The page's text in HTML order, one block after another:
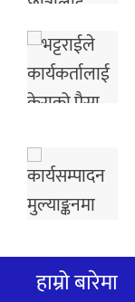
हाम्रो बारेमा